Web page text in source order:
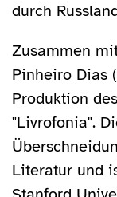
durch
Zusammen
Pinheiro Dias
Produktion
"Livrofonia".
Literatur und